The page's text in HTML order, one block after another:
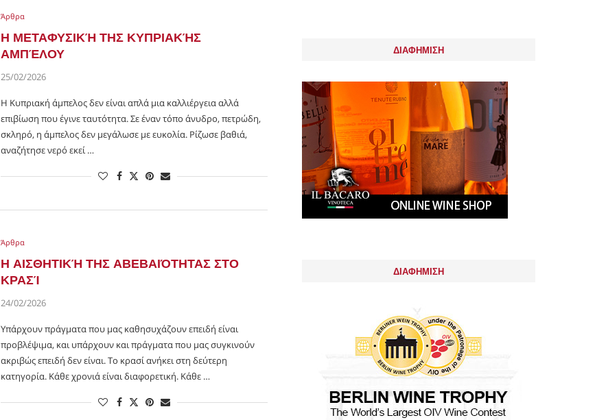
Άρθρα
Η ΜΕΤΑΦΥΣΙΚΉ ΤΗΣ ΚΥΠΡΙΑΚΉΣ
ΑΜΠΈΛΟΥ
25/02/2026
Η Κυπριακή άμπελος δεν είναι απλά μια καλλιέργεια αλλά
επιβίωση που έγινε ταυτότητα. Σε έναν τόπο άνυδρο, πετρώδη,
σκληρό, η άμπελος δεν μεγάλωσε με ευκολία. Ρίζωσε βαθιά,
αναζήτησε νερό εκεί …
Άρθρα
Η ΑΙΣΘΗΤΙΚΉ ΤΗΣ ΑΒΕΒΑΙΌΤΗΤΑΣ ΣΤΟ
ΚΡΑΣΊ
24/02/2026
Υπάρχουν πράγματα που μας καθησυχάζουν επειδή είναι
προβλέψιμα, και υπάρχουν και πράγματα που μας συγκινούν
ακριβώς επειδή δεν είναι. Το κρασί ανήκει στη δεύτερη
κατηγορία. Κάθε χρονιά είναι διαφορετική. Κάθε …
ΔΙΑΦΗΜΙΣΗ
ΔΙΑΦΗΜΙΣΗ